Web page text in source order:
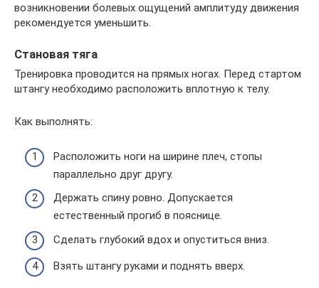
возникновении болевых ощущений амплитуду движения
рекомендуется уменьшить.
Становая тяга
Тренировка проводится на прямых ногах. Перед стартом
штангу необходимо расположить вплотную к телу.
Как выполнять:
Расположить ноги на ширине плеч, стопы
параллельно друг другу.
Держать спину ровно. Допускается
естественный прогиб в пояснице.
Сделать глубокий вдох и опуститься вниз.
Взять штангу руками и поднять вверх.